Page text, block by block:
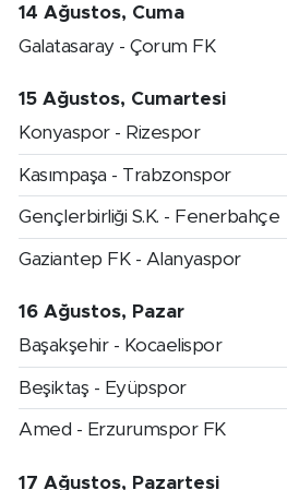
14 Ağustos, Cuma
Galatasaray - Çorum FK
15 Ağustos, Cumartesi
Konyaspor - Rizespor
Kasımpaşa - Trabzonspor
Gençlerbirliği S.K. - Fenerbahçe
Gaziantep FK - Alanyaspor
16 Ağustos, Pazar
Başakşehir - Kocaelispor
Beşiktaş - Eyüpspor
Amed - Erzurumspor FK
17 Ağustos, Pazartesi